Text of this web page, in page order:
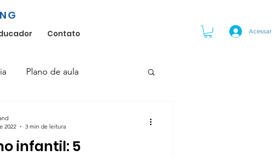
Contato Acessar
Plano de aula
infantil: 5
2022
3 min de leitura